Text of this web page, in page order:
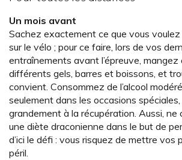
Un mois avant
Sachez exactement ce que vous
sur le vélo ; pour ce faire, lors de vos
entraînements avant l’épreuve,
différents gels, barres et boissons, et
convient. Consommez de l’alcool
seulement dans les occasions
grandement à la récupération. Aussi, ne
une diète draconienne dans le but de
d’ici le défi : vous risquez de mettre vos
péril.